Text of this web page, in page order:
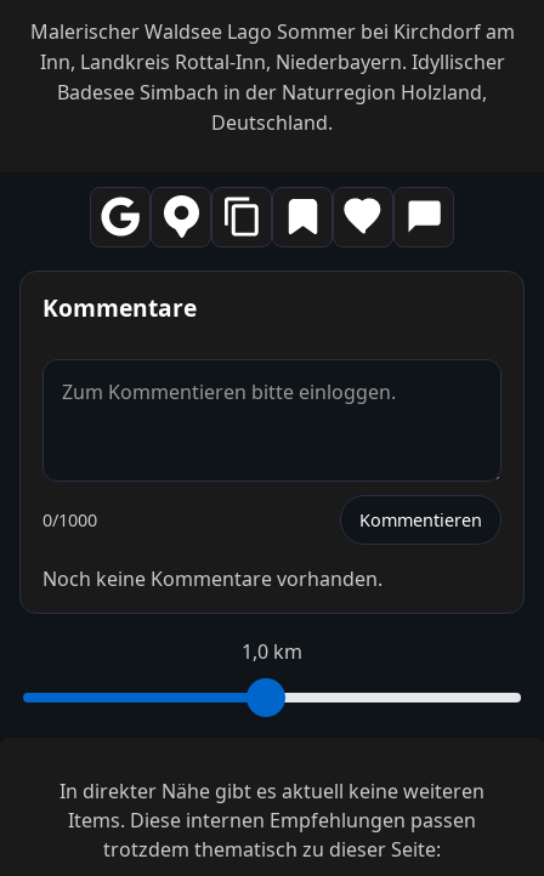
Malerischer Waldsee Lago Sommer bei Kirchdorf am
Inn, Landkreis Rottal-Inn, Niederbayern. Idyllischer
Badesee Simbach in der Naturregion Holzland,
Deutschland.
Kommentare
0/1000 Kommentieren
Noch keine Kommentare vorhanden.
1,0 km
In direkter Nähe gibt es aktuell keine weiteren
Items. Diese internen Empfehlungen passen
trotzdem thematisch zu dieser Seite: